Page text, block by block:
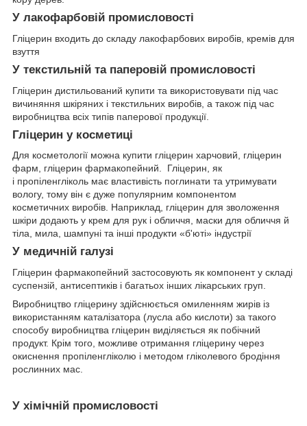
У лакофарбовій промисловості
Гліцерин входить до складу лакофарбових виробів, кремів для
взуття
У текстильній та паперовій промисловості
Гліцерин дистильований купити та використовувати під час
вичиняння шкіряних і текстильних виробів, а також під час
виробництва всіх типів паперової продукції.
Гліцерин у косметиці
Для косметології можна купити гліцерин харчовий, гліцерин
фарм, гліцерин фармакопейний. Гліцерин, як
і пропіленгліколь має властивість поглинати та утримувати
вологу, тому він є дуже популярним компонентом
косметичних виробів. Наприклад, гліцерин для зволоження
шкіри додають у крем для рук і обличчя, маски для обличчя й
тіла, мила, шампуні та інші продукти «б'юті» індустрії
У медичній галузі
Гліцерин фармакопейний застосовують як компонент у складі
суспензій, антисептиків і багатьох інших лікарських груп.
Виробництво гліцерину здійснюється омиленням жирів із
використанням каталізатора (лусла або кислоти) за такого
способу виробництва гліцерин виділяється як побічний
продукт. Крім того, можливе отримання гліцерину через
окиснення пропіленгліколю і методом гліколевого бродіння
рослинних мас.
У хімічній промисловості